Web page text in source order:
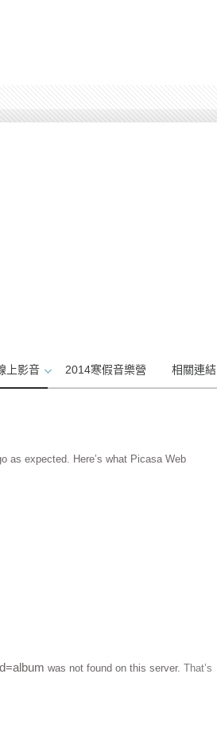
上影音 2014寒假音樂營 相關連結
as expected. Here’s what Picasa Web
was not found on this server. That’s